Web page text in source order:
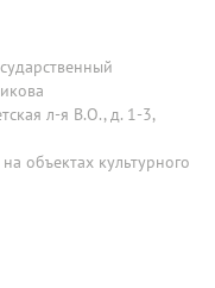
л-я В.О., д. 1-3,
объектах культурного